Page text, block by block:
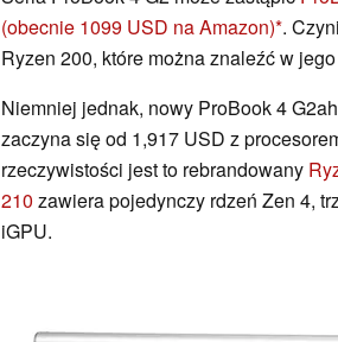
(obecnie 1099 USD na Amazon) .
Ryzen 200, które można znaleźć w
Niemniej jednak, nowy ProBook 4
zaczyna się od 1,917 USD z
rzeczywistości jest to rebrandowany
210 zawiera pojedynczy rdzeń Zen 4,
iGPU.